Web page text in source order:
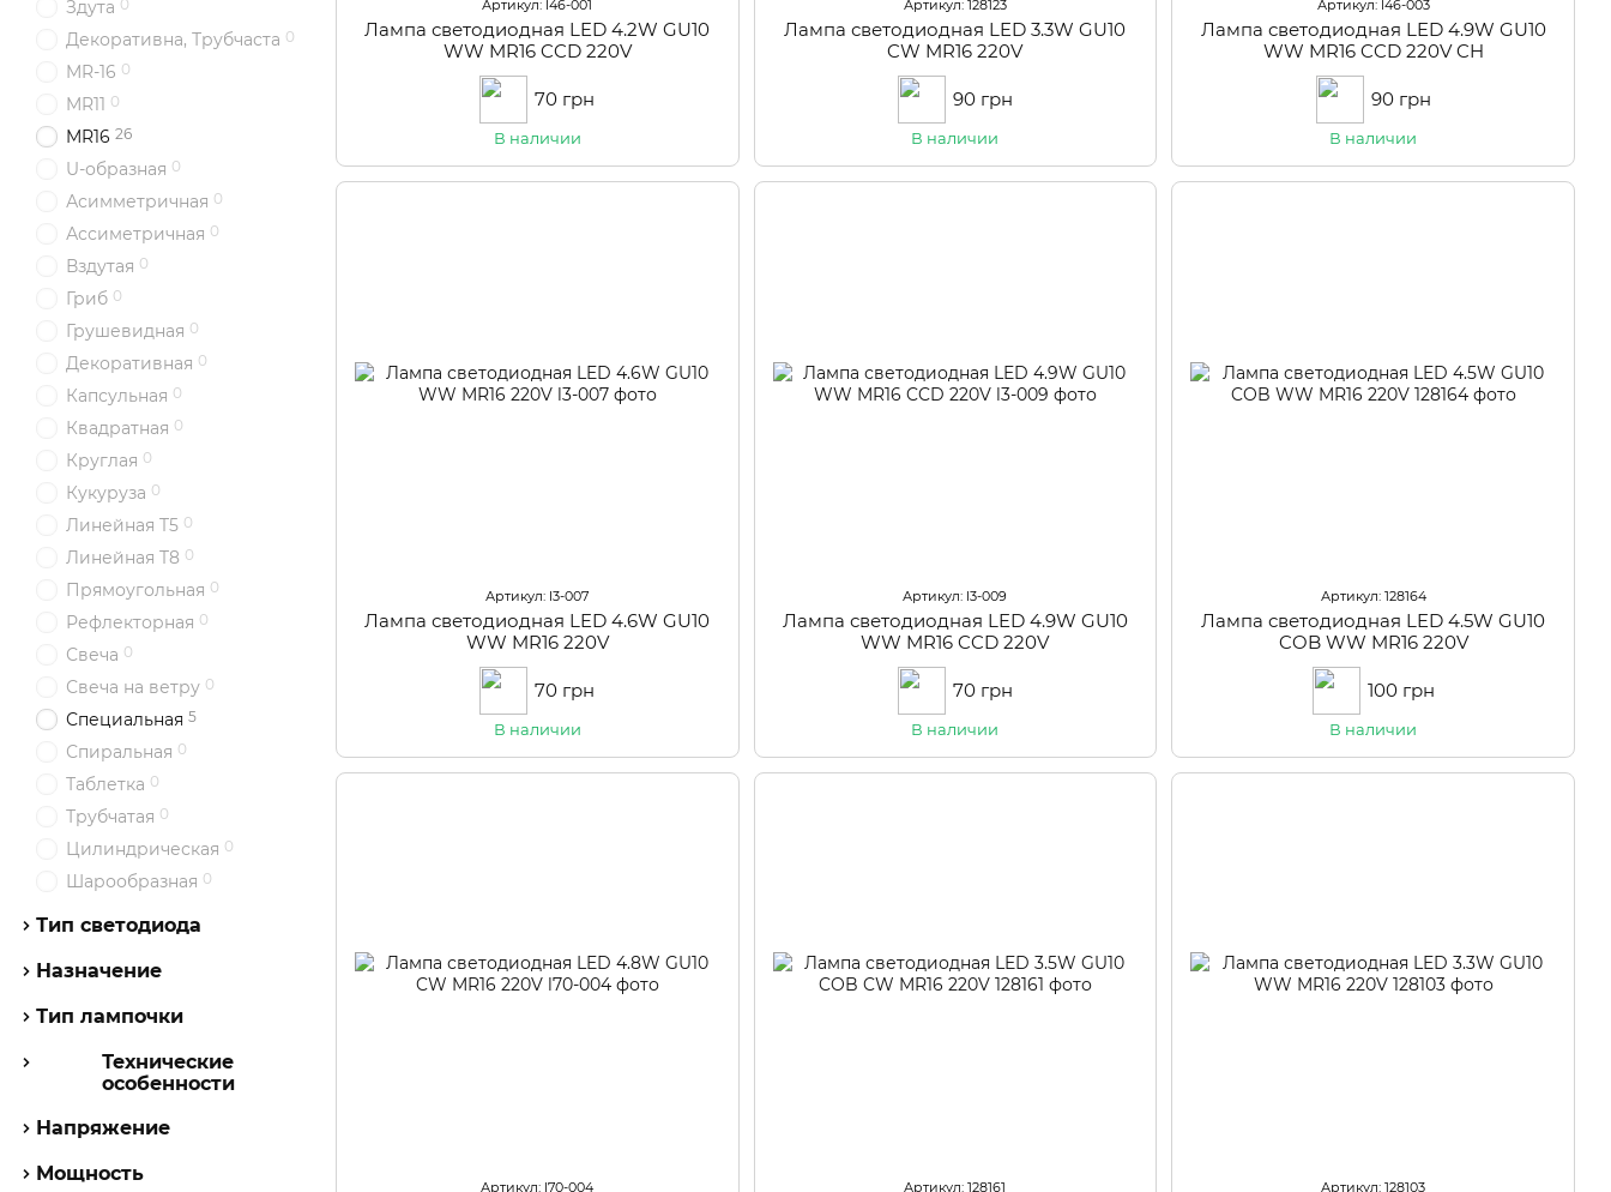
Артикул: l46-001
Лампа светодиодная LED 4.2W GU10
WW MR16 CCD 220V
70 грн
В наличии
Артикул: 128123
Лампа светодиодная LED 3.3W GU10
CW MR16 220V
90 грн
В наличии
Артикул: l46-003
Лампа светодиодная LED 4.9W GU10
WW MR16 CCD 220V CH
90 грн
В наличии
Артикул: l3-007
Лампа светодиодная LED 4.6W GU10
WW MR16 220V
70 грн
В наличии
Артикул: l3-009
Лампа светодиодная LED 4.9W GU10
WW MR16 CCD 220V
70 грн
В наличии
Артикул: 128164
Лампа светодиодная LED 4.5W GU10
COB WW MR16 220V
100 грн
В наличии
Артикул: l70-004 Артикул: 128161 Артикул: 128103
Здута 0
Декоративна, Трубчаста 0
MR-16 0
MR11 0
MR16 26
U-образная 0
Асимметричная 0
Ассиметричная 0
Вздутая 0
Гриб 0
Грушевидная 0
Декоративная 0
Капсульная 0
Квадратная 0
Круглая 0
Кукуруза 0
Линейная T5 0
Линейная T8 0
Прямоугольная 0
Рефлекторная 0
Свеча 0
Свеча на ветру 0
Специальная 5
Спиральная 0
Таблетка 0
Трубчатая 0
Цилиндрическая 0
Шарообразная 0
Тип светодиода
Назначение
Тип лампочки
Технические
особенности
Напряжение
Мощность